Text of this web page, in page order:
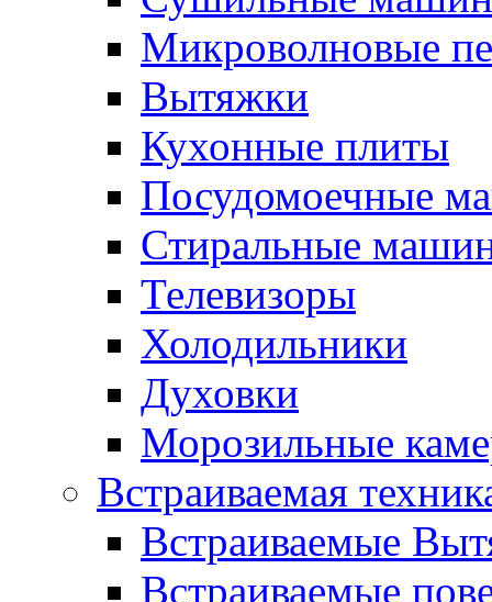
Микроволновые
Вытяжки
Кухонные плиты
Посудомоечные
Стиральные
Телевизоры
Холодильники
Духовки
Морозильные
Встраиваемая
Встраиваемые
Встраиваемые